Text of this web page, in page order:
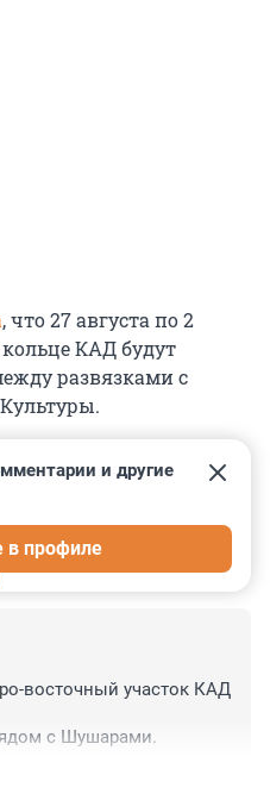
, что 27 августа по 2
КАД будут
развязками с
и другие
в профиле
восточный участок КАД
с Шушарами.